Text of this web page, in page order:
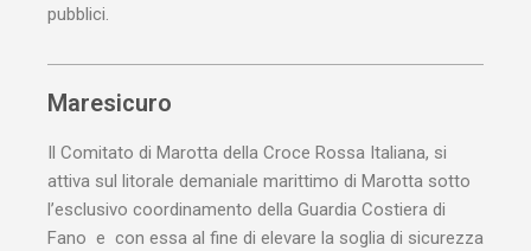
pubblici.
Maresicuro
Il Comitato di Marotta della Croce Rossa Italiana, si
attiva sul litorale demaniale marittimo di Marotta sotto
l’esclusivo coordinamento della Guardia Costiera di
Fano e con essa al fine di elevare la soglia di sicurezza